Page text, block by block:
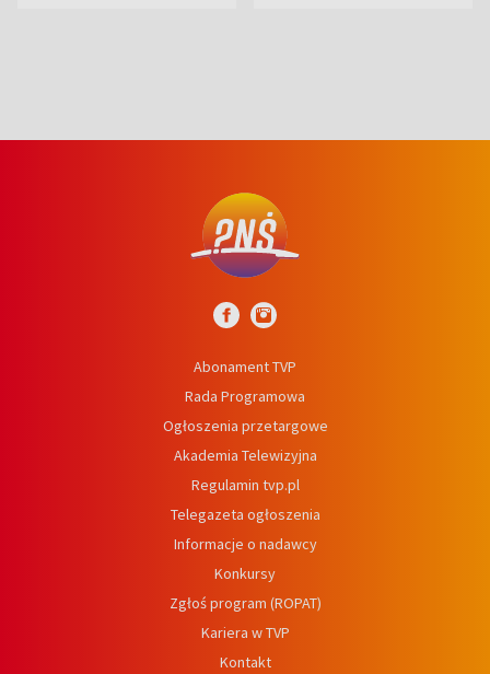
Abonament TVP
Rada Programowa
Ogłoszenia przetargowe
Akademia Telewizyjna
Regulamin tvp.pl
Telegazeta ogłoszenia
Informacje o nadawcy
Konkursy
Zgłoś program (ROPAT)
Kariera w TVP
Kontakt